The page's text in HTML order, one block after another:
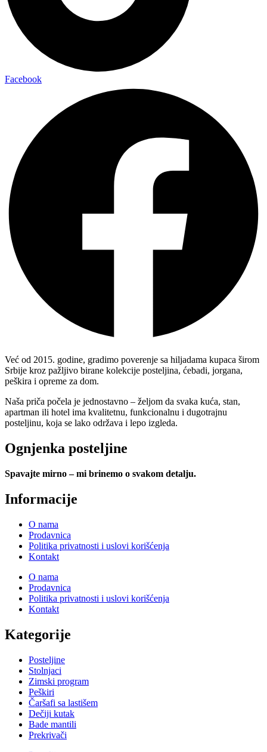
Facebook
Već od 2015. godine, gradimo poverenje sa hiljadama kupaca širom
Srbije kroz pažljivo birane kolekcije posteljina, ćebadi, jorgana,
peškira i opreme za dom.
Naša priča počela je jednostavno – željom da svaka kuća, stan,
apartman ili hotel ima kvalitetnu, funkcionalnu i dugotrajnu
posteljinu, koja se lako održava i lepo izgleda.
Ognjenka posteljine
Spavajte mirno – mi brinemo o svakom detalju.
Informacije
O nama
Prodavnica
Politika privatnosti i uslovi korišćenja
Kontakt
O nama
Prodavnica
Politika privatnosti i uslovi korišćenja
Kontakt
Kategorije
Posteljine
Stolnjaci
Zimski program
Peškiri
Čaršafi sa lastišem
Dečiji kutak
Bade mantili
Prekrivači